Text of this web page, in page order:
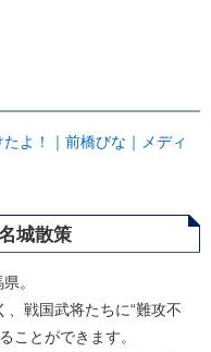
よ！｜前橋びな｜メディ
城散策
。
、戦国武将たちに“難攻不
ことができます。